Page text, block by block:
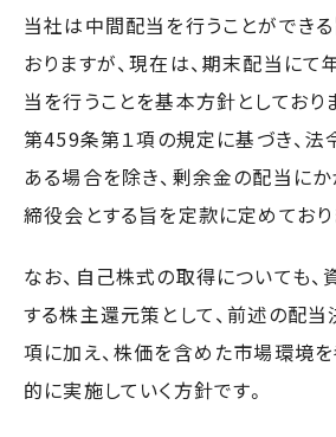
当社は中間配当を行うことができ
おりますが、現在は、期末配当にて
当を行うことを基本方針としており
第459条第１項の規定に基づき、
ある場合を除き、剰余金の配当に
締役会とする旨を定款に定めており
なお、自己株式の取得についても
する株主還元策として、前述の配
項に加え、株価を含めた市場環境
的に実施していく方針です。